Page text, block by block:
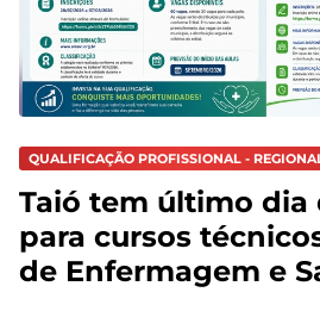
QUALIFICAÇÃO PROFISSIONAL -
Taió tem último dia
para cursos
de Enfermagem e